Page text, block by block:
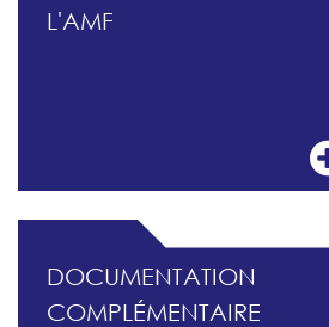
L'AMF
DOCUMENTATION
COMPLÉMENTAIRE